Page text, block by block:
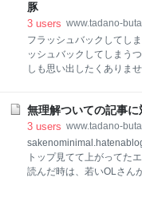
とか書かれているので、
ない様にしています。 職
るようになりました。 結
ったね！」 とか言われる
て良いですね！職場にも
何人かから 「わいせつに
いせつ！わいせつ！いつ
に指摘されました。 確か
豚
3 users www.tadano-
フラッシュバックしてし
ッシュバックしてしまう
しも思い出したくありま
ます。 人は記憶する事は
れる事はコントロール出
バックしてしまうつらい
いついた 場所法について
上書きして忘れる 記憶術
無理解ついての記事
3 users www.tadano-
トップ見てて上がってた
読んだ時は、若いOLさん